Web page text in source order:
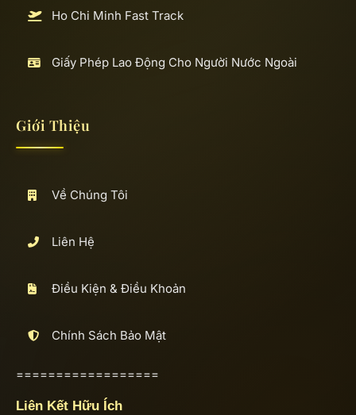
Ho Chi Minh Fast Track
Giấy Phép Lao Động Cho Người Nước Ngoài
Giới Thiệu
Về Chúng Tôi
Liên Hệ
Điều Kiện & Điều Khoản
Chính Sách Bảo Mật
==================
Liên Kết Hữu Ích